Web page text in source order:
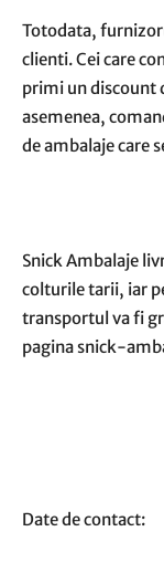
Totodata,
clienti. Cei care
primi un discount
asemenea,
de ambalaje care
Snick Ambalaje
colturile tarii, iar
transportul va fi
pagina snick-
Date de contact: